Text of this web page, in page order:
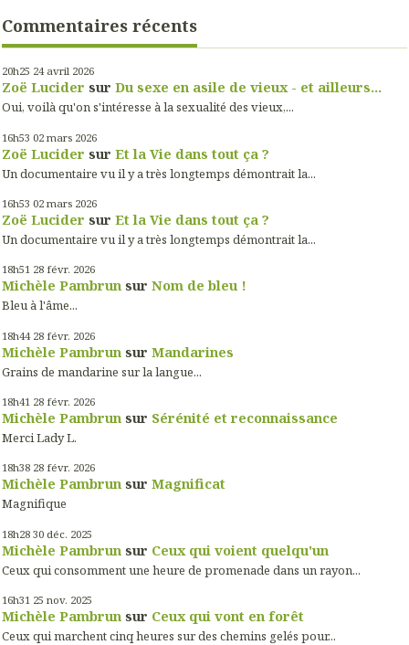
Commentaires récents
20h25 24 avril 2026
Zoë Lucider sur Du sexe en asile de vieux - et ailleurs...
Oui, voilà qu'on s'intéresse à la sexualité des vieux,...
16h53 02 mars 2026
Zoë Lucider sur Et la Vie dans tout ça ?
Un documentaire vu il y a très longtemps démontrait la...
16h53 02 mars 2026
Zoë Lucider sur Et la Vie dans tout ça ?
Un documentaire vu il y a très longtemps démontrait la...
18h51 28 févr. 2026
Michèle Pambrun sur Nom de bleu !
Bleu à l'âme...
18h44 28 févr. 2026
Michèle Pambrun sur Mandarines
Grains de mandarine sur la langue...
18h41 28 févr. 2026
Michèle Pambrun sur Sérénité et reconnaissance
Merci Lady L.
18h38 28 févr. 2026
Michèle Pambrun sur Magnificat
Magnifique
18h28 30 déc. 2025
Michèle Pambrun sur Ceux qui voient quelqu'un
Ceux qui consomment une heure de promenade dans un rayon...
16h31 25 nov. 2025
Michèle Pambrun sur Ceux qui vont en forêt
Ceux qui marchent cinq heures sur des chemins gelés pour...